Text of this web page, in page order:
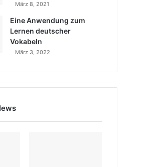
März 8, 2021
Eine Anwendung zum
Lernen deutscher
Vokabeln
März 3, 2022